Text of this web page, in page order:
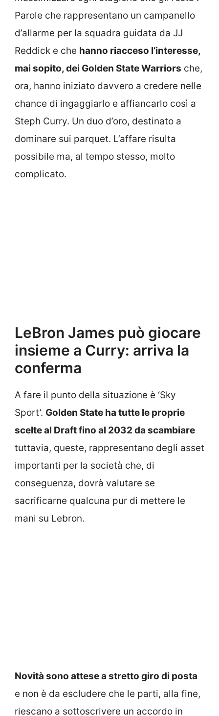
Parole che rappresentano un campanello
d’allarme per la squadra guidata da JJ
Reddick e che hanno riacceso l’interesse,
mai sopito, dei Golden State Warriors che,
ora, hanno iniziato davvero a credere nelle
chance di ingaggiarlo e affiancarlo così a
Steph Curry. Un duo d’oro, destinato a
dominare sui parquet. L’affare risulta
possibile ma, al tempo stesso, molto
complicato.
LeBron James può giocare
insieme a Curry: arriva la
conferma
A fare il punto della situazione è ‘Sky
Sport’. Golden State ha tutte le proprie
scelte al Draft fino al 2032 da scambiare
tuttavia, queste, rappresentano degli asset
importanti per la società che, di
conseguenza, dovrà valutare se
sacrificarne qualcuna pur di mettere le
mani su Lebron.
Novità sono attese a stretto giro di posta
e non è da escludere che le parti, alla fine,
riescano a sottoscrivere un accordo in